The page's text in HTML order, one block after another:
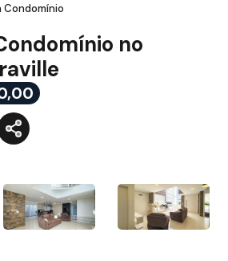
Condomínio
no